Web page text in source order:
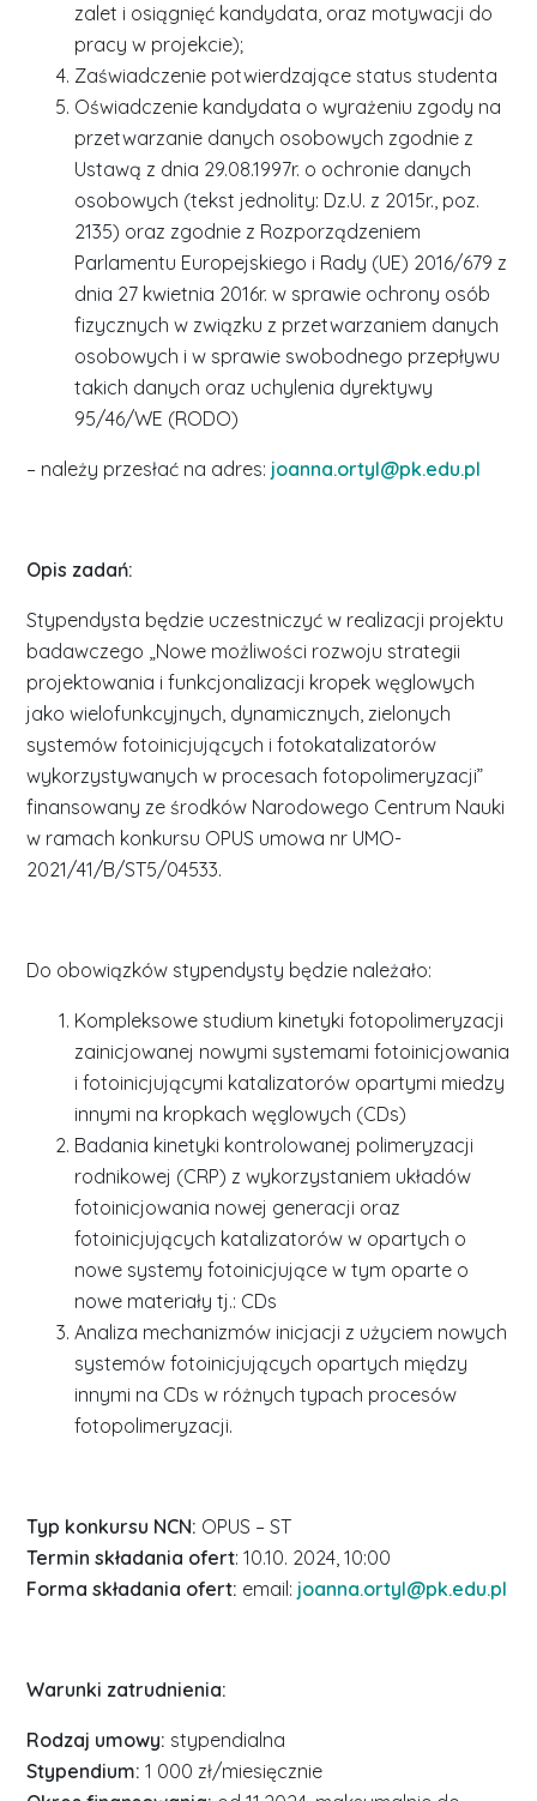
zalet i osiągnięć kandydata, oraz motywacji do
pracy w projekcie);
Zaświadczenie potwierdzające status studenta
Oświadczenie kandydata o wyrażeniu zgody na
przetwarzanie danych osobowych zgodnie z
Ustawą z dnia 29.08.1997r. o ochronie danych
osobowych (tekst jednolity: Dz.U. z 2015r., poz.
2135) oraz zgodnie z Rozporządzeniem
Parlamentu Europejskiego i Rady (UE) 2016/679 z
dnia 27 kwietnia 2016r. w sprawie ochrony osób
fizycznych w związku z przetwarzaniem danych
osobowych i w sprawie swobodnego przepływu
takich danych oraz uchylenia dyrektywy
95/46/WE (RODO)
– należy przesłać na adres: joanna.ortyl@pk.edu.pl
Opis zadań:
Stypendysta będzie uczestniczyć w realizacji projektu
badawczego „Nowe możliwości rozwoju strategii
projektowania i funkcjonalizacji kropek węglowych
jako wielofunkcyjnych, dynamicznych, zielonych
systemów fotoinicjujących i fotokatalizatorów
wykorzystywanych w procesach fotopolimeryzacji”
finansowany ze środków Narodowego Centrum Nauki
w ramach konkursu OPUS umowa nr UMO-
2021/41/B/ST5/04533.
Do obowiązków stypendysty będzie należało:
Kompleksowe studium kinetyki fotopolimeryzacji
zainicjowanej nowymi systemami fotoinicjowania
i fotoinicjującymi katalizatorów opartymi miedzy
innymi na kropkach węglowych (CDs)
Badania kinetyki kontrolowanej polimeryzacji
rodnikowej (CRP) z wykorzystaniem układów
fotoinicjowania nowej generacji oraz
fotoinicjujących katalizatorów w opartych o
nowe systemy fotoinicjujące w tym oparte o
nowe materiały tj.: CDs
Analiza mechanizmów inicjacji z użyciem nowych
systemów fotoinicjujących opartych między
innymi na CDs w różnych typach procesów
fotopolimeryzacji.
Typ konkursu NCN: OPUS – ST
Termin składania ofert: 10.10. 2024, 10:00
Forma składania ofert: email: joanna.ortyl@pk.edu.pl
Warunki zatrudnienia:
Rodzaj umowy: stypendialna
Stypendium: 1 000 zł/miesięcznie